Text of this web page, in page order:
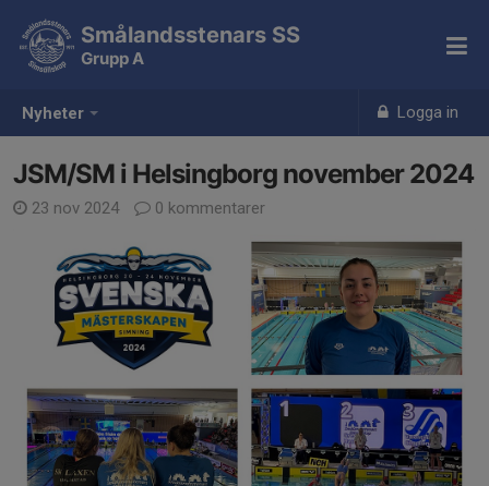
Nyheter Logga in
Smålandsstenars SS
Grupp A
JSM/SM i Helsingborg november 2024
23 nov 2024 0 kommentarer